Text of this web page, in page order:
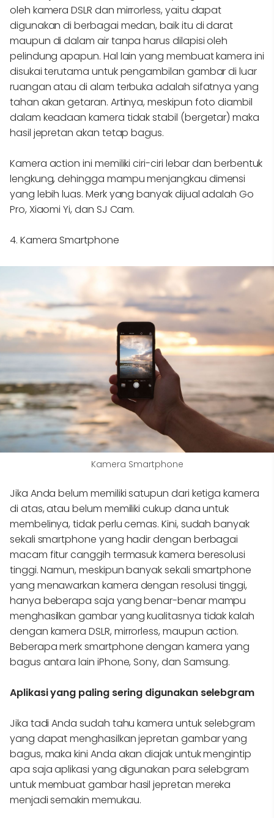
oleh kamera DSLR dan mirrorless, yaitu dapat
digunakan di berbagai medan, baik itu di darat
maupun di dalam air tanpa harus dilapisi oleh
pelindung apapun. Hal lain yang membuat kamera ini
disukai terutama untuk pengambilan gambar di luar
ruangan atau di alam terbuka adalah sifatnya yang
tahan akan getaran. Artinya, meskipun foto diambil
dalam keadaan kamera tidak stabil (bergetar) maka
hasil jepretan akan tetap bagus.
Kamera action ini memiliki ciri-ciri lebar dan berbentuk
lengkung, dehingga mampu menjangkau dimensi
yang lebih luas. Merk yang banyak dijual adalah Go
Pro, Xiaomi Yi, dan SJ Cam.
4. Kamera Smartphone
Kamera Smartphone
Jika Anda belum memiliki satupun dari ketiga kamera
di atas, atau belum memiliki cukup dana untuk
membelinya, tidak perlu cemas. Kini, sudah banyak
sekali smartphone yang hadir dengan berbagai
macam fitur canggih termasuk kamera beresolusi
tinggi. Namun, meskipun banyak sekali smartphone
yang menawarkan kamera dengan resolusi tinggi,
hanya beberapa saja yang benar-benar mampu
menghasilkan gambar yang kualitasnya tidak kalah
dengan kamera DSLR, mirrorless, maupun action.
Beberapa merk smartphone dengan kamera yang
bagus antara lain iPhone, Sony, dan Samsung.
Aplikasi yang paling sering digunakan selebgram
Jika tadi Anda sudah tahu kamera untuk selebgram
yang dapat menghasilkan jepretan gambar yang
bagus, maka kini Anda akan diajak untuk mengintip
apa saja aplikasi yang digunakan para selebgram
untuk membuat gambar hasil jepretan mereka
menjadi semakin memukau.